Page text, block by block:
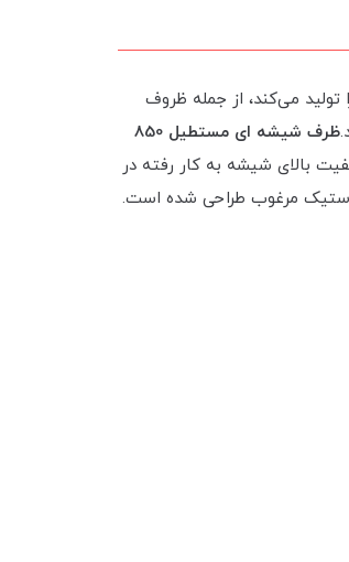
می‌کند، از جمله ظروف
ظرف شیشه ای مستطیل 850
درجه یک می باشد. کیفیت بالای شیشه به کار رفته در
فریزر و ماکروویو استفاده کرد. درب این محصول به صورت 4 قفل و از جنس پلاستیک مرغوب طراحی شده است.